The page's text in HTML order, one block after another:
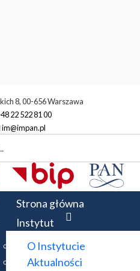
8, 00-656 Warszawa
22 522 81 00
im@impan.pl
Strona główna
Instytut
O Instytucie
AktualnościRozwiń wszystko